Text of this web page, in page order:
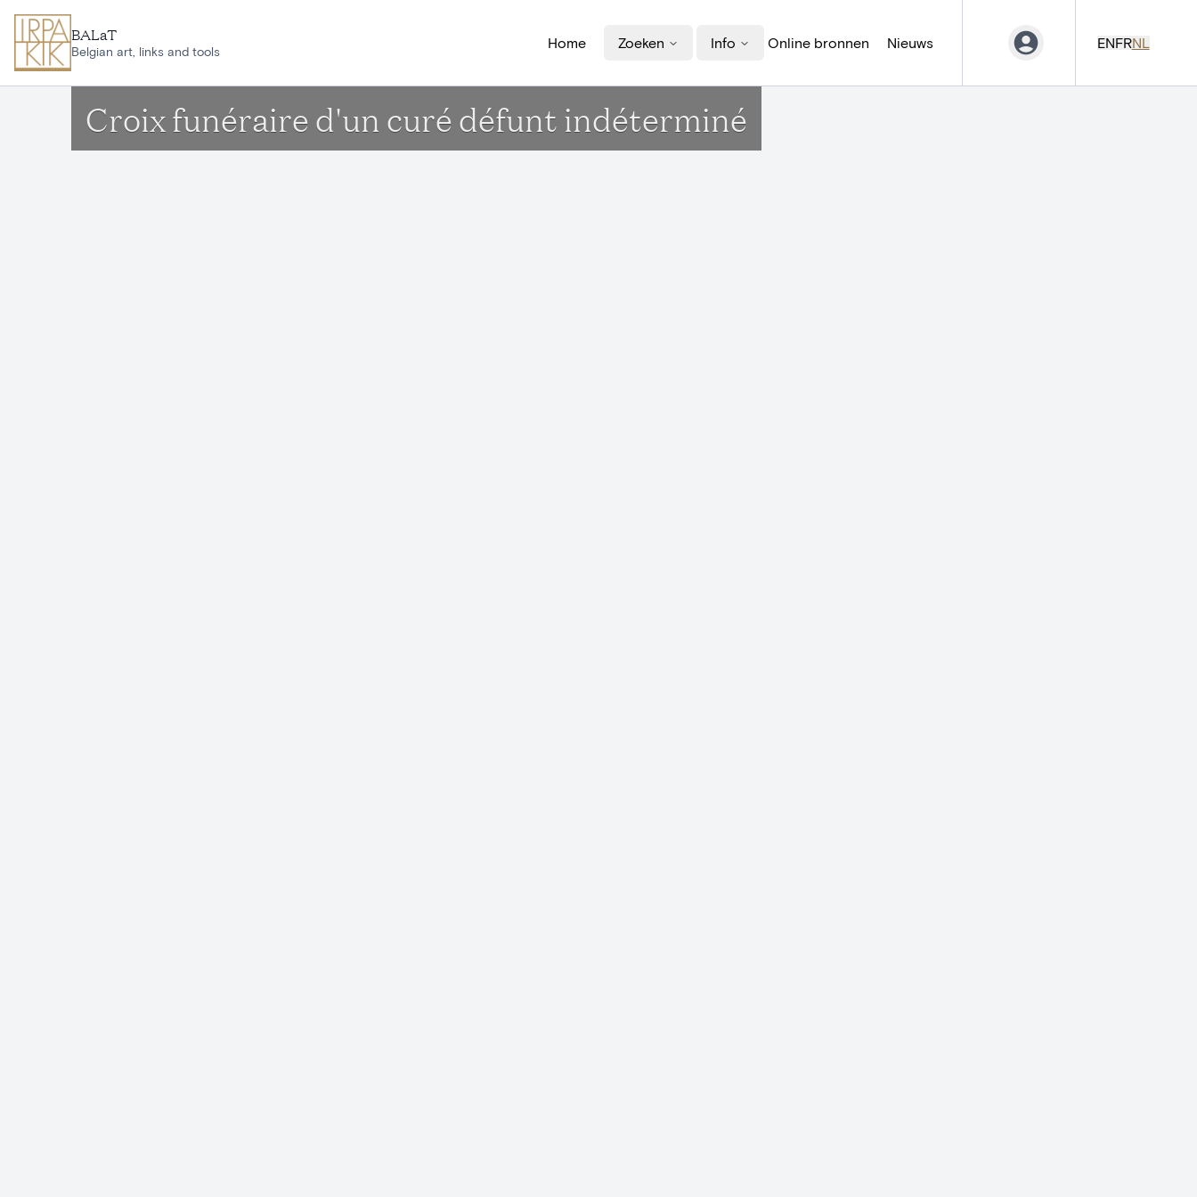
BALaT
Belgian art, links and tools
Home Zoeken Info Online bronnen Nieuws ENFRNL
Croix funéraire d'un curé défunt indéterminé